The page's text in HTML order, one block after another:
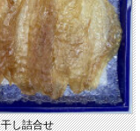
し詰合せ